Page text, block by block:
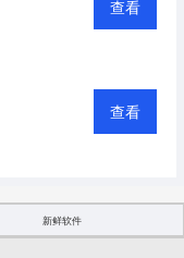
查看
查看
新鲜软件